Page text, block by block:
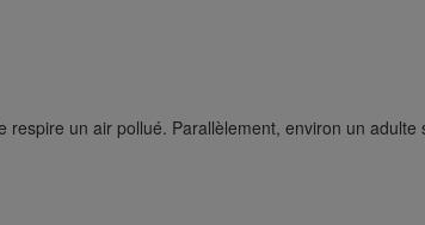
un air pollué. Parallèlement, environ un